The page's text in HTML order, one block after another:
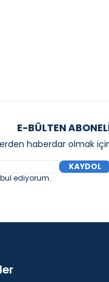
E-BÜLTEN
haberdar olmak
KAYDOL
ediyorum.